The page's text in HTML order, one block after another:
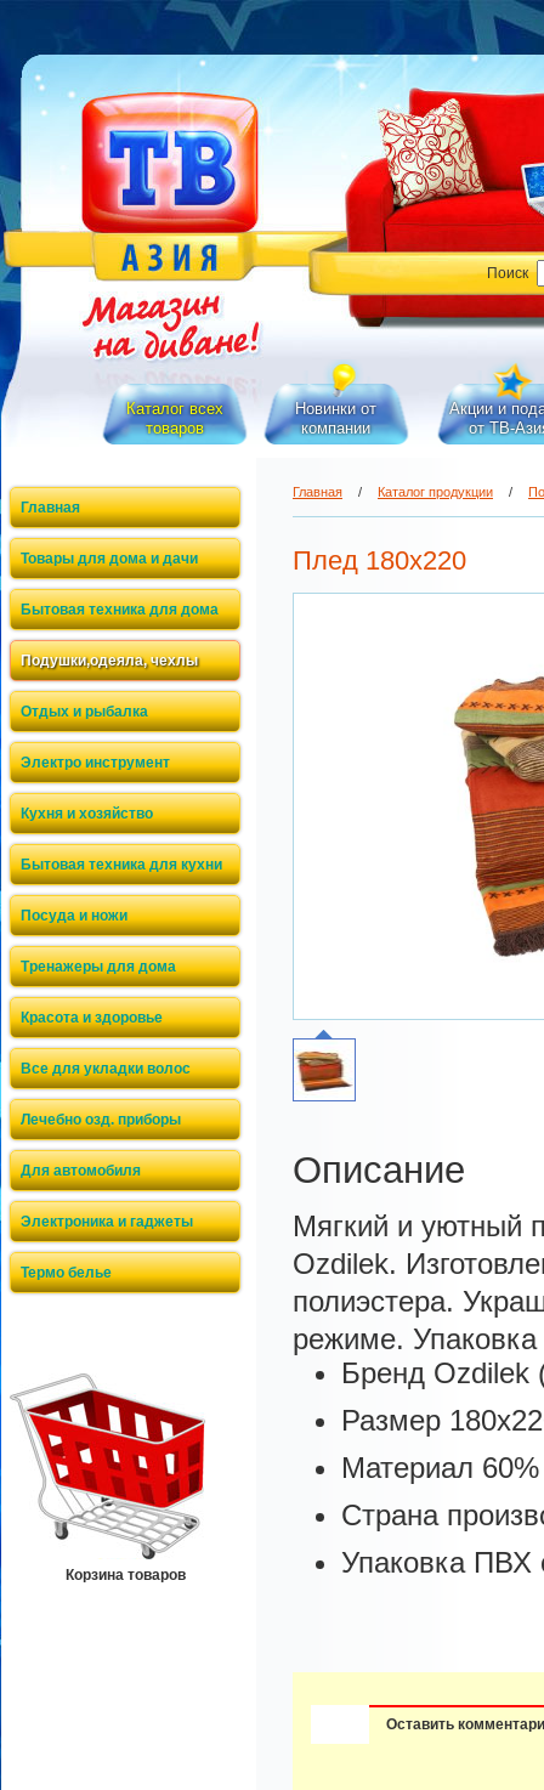
Поиск
Каталог всех
товаров
Новинки от
компании
Акции и
от ТВ-
Главная
Товары для дома и дачи
Бытовая техника для дома
Подушки,одеяла, чехлы
Отдых и рыбалка
Электро инструмент
Кухня и хозяйство
Бытовая техника для кухни
Посуда и ножи
Тренажеры для дома
Красота и здоровье
Все для укладки волос
Лечебно озд. приборы
Для автомобиля
Электроника и гаджеты
Термо белье
Корзина товаров
Главная / Каталог продукции /
Плед 180x220
Описание
Мягкий и уютный
Ozdilek.
полиэстера.
режиме.
Бренд Ozdilek
Размер
Материал
Страна
Упаковка ПВХ
Оставить